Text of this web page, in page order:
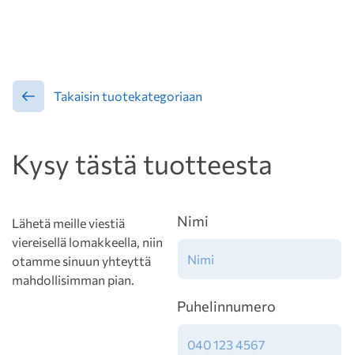
Takaisin tuotekategoriaan
Kysy tästä tuotteesta
Lähetä meille viestiä
viereisellä lomakkeella, niin
otamme sinuun yhteyttä
mahdollisimman pian.
Nimi
Puhelinnumero